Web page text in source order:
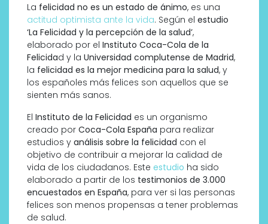
La felicidad no es un estado de ánimo, es una
actitud optimista ante la vida. Según el estudio
‘La Felicidad y la percepción de la salud’,
elaborado por el Instituto Coca-Cola de la
Felicidad y la Universidad complutense de Madrid,
la felicidad es la mejor medicina para la salud, y
los españoles más felices son aquellos que se
sienten más sanos.
El Instituto de la Felicidad es un organismo
creado por Coca-Cola España para realizar
estudios y análisis sobre la felicidad con el
objetivo de contribuir a mejorar la calidad de
vida de los ciudadanos. Este estudio ha sido
elaborado a partir de los testimonios de 3.000
encuestados en España, para ver si las personas
felices son menos propensas a tener problemas
de salud.